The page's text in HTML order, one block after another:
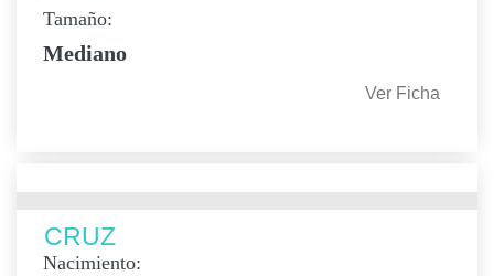
Tamaño:
Mediano
Ver Ficha
CRUZ
Nacimiento: